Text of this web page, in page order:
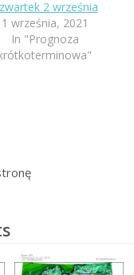
2 września
1 września, 2021
In "Prognoza